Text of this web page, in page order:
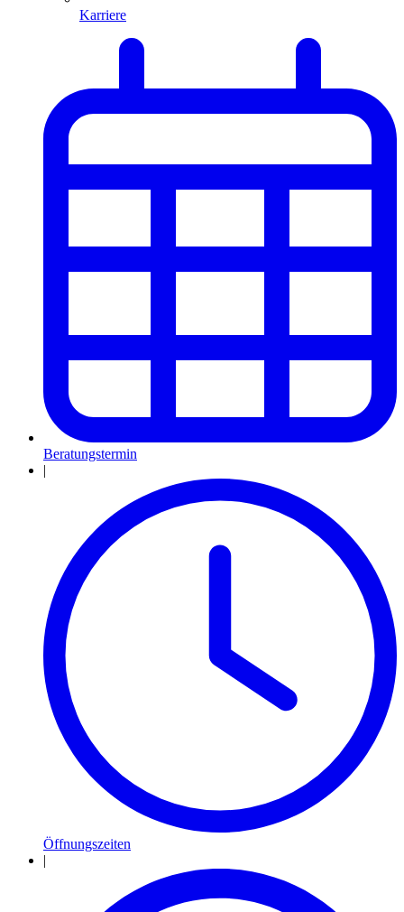
Karriere
Beratungstermin
|
Öffnungszeiten
|